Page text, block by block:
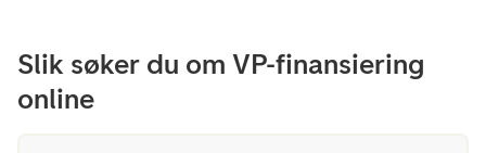
Slik søker du om VP-finansiering
online